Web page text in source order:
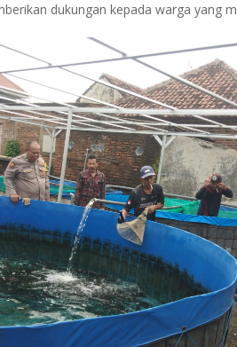
dukungan kepada warga yang